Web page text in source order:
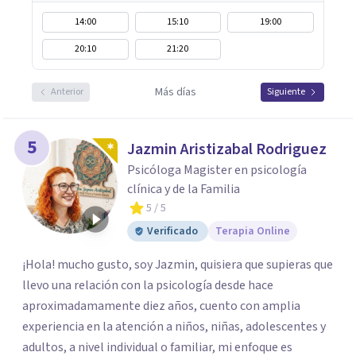
14:00 15:10
19:00
20:10
21:20
Anterior Más días Siguiente
5 Jazmin Aristizabal Rodriguez
Psicóloga Magister en psicología
clínica y de la Familia
5 / 5
Verificado
Terapia Online
¡Hola! mucho gusto, soy Jazmin, quisiera que supieras que
llevo una relación con la psicología desde hace
aproximadamamente diez años, cuento con amplia
experiencia en la atención a niños, niñas, adolescentes y
adultos, a nivel individual o familiar, mi enfoque es